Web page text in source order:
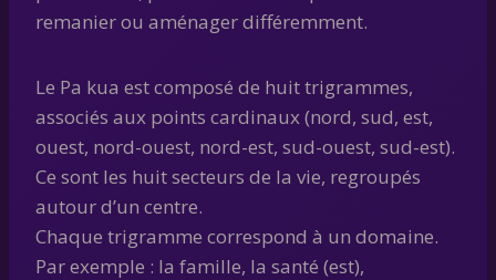
remanier ou aménager différemment.
Le Pa kua est composé de huit trigrammes,
associés aux points cardinaux (nord, sud, est,
ouest, nord-ouest, nord-est, sud-ouest, sud-est).
Ce sont les huit secteurs de la vie, regroupés
autour d’un centre.
Chaque trigramme correspond à un domaine.
Par exemple : la famille, la santé (est),